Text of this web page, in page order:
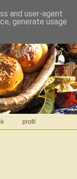
profil
and user-agent
generate usage